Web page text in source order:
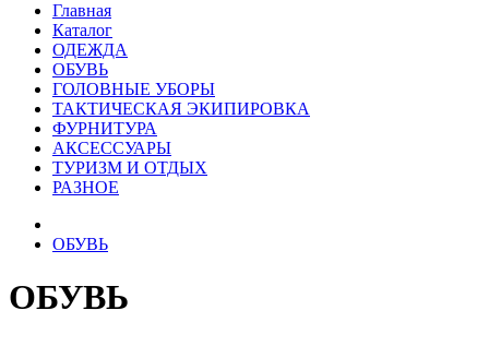
Главная
Каталог
ОДЕЖДА
ОБУВЬ
ГОЛОВНЫЕ УБОРЫ
ТАКТИЧЕСКАЯ ЭКИПИРОВКА
ФУРНИТУРА
АКСЕССУАРЫ
ТУРИЗМ И ОТДЫХ
РАЗНОЕ
ОБУВЬ
ОБУВЬ